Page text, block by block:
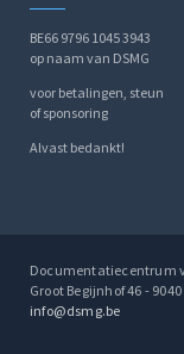
BE66 9796 1045 3943
op naam van DSMG
voor betalingen, steun
of sponsoring
Alvast bedankt!
Documentatiecentrum
Groot Begijnhof 46 -
info@dsmg.be